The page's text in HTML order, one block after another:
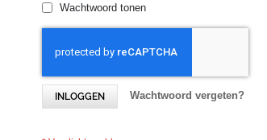
Wachtwoord tonen
INLOGGEN Wachtwoord vergeten?